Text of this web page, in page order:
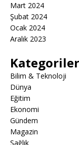
Mart 2024
Şubat 2024
Ocak 2024
Aralık 2023
Kategoriler
Bilim & Teknoloji
Dünya
Eğitim
Ekonomi
Gündem
Magazin
Sağlık